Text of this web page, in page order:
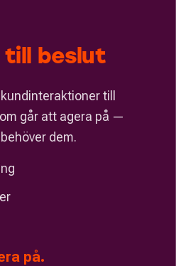
till beslut
till
går att agera på —
dem.
på.